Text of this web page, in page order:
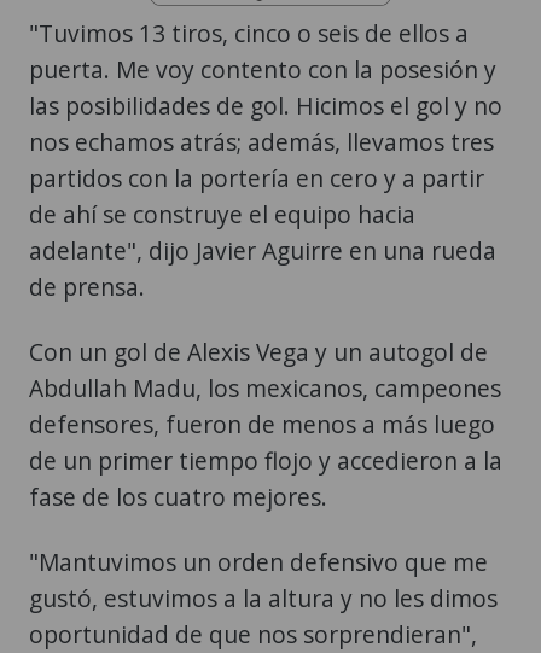
"Tuvimos 13 tiros, cinco o seis de ellos a
puerta. Me voy contento con la posesión y
las posibilidades de gol. Hicimos el gol y no
nos echamos atrás; además, llevamos tres
partidos con la portería en cero y a partir
de ahí se construye el equipo hacia
adelante", dijo Javier Aguirre en una rueda
de prensa.
Con un gol de Alexis Vega y un autogol de
Abdullah Madu, los mexicanos, campeones
defensores, fueron de menos a más luego
de un primer tiempo flojo y accedieron a la
fase de los cuatro mejores.
"Mantuvimos un orden defensivo que me
gustó, estuvimos a la altura y no les dimos
oportunidad de que nos sorprendieran",